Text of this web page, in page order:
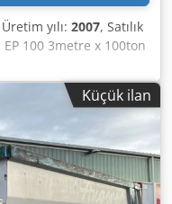
yılı: 2007, Satılık
100 3metre x 100ton
100 Marka:
Cybelec 880S
mm: 3100mm /
/ 100ton Maksimum
s Hızlı yaklaşım
arka dayama - R ve
ile Teslimat, kurulum
Küçük ilan